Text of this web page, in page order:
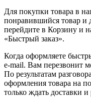
Для покупки товара в
понравившийся товар и
перейдите в Корзину и
«Быстрый заказ».
Когда оформляете
e-mail. Вам перезвонит
По результатам
оформления товара на
только ждать доставки